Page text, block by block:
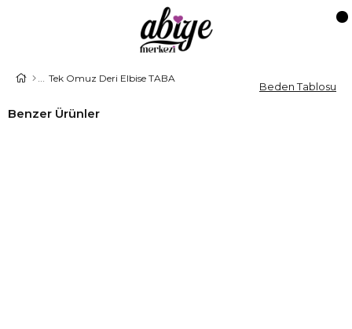
Tek Omuz Deri Elbise TABA
Benzer Ürünler
Beden Tablosu